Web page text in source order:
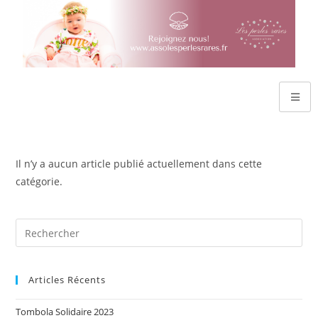
Il n’y a aucun article publié actuellement dans cette
catégorie.
Articles Récents
Tombola Solidaire 2023